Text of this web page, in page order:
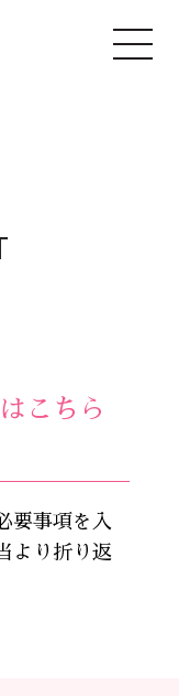
こちら
要事項を入
より折り返